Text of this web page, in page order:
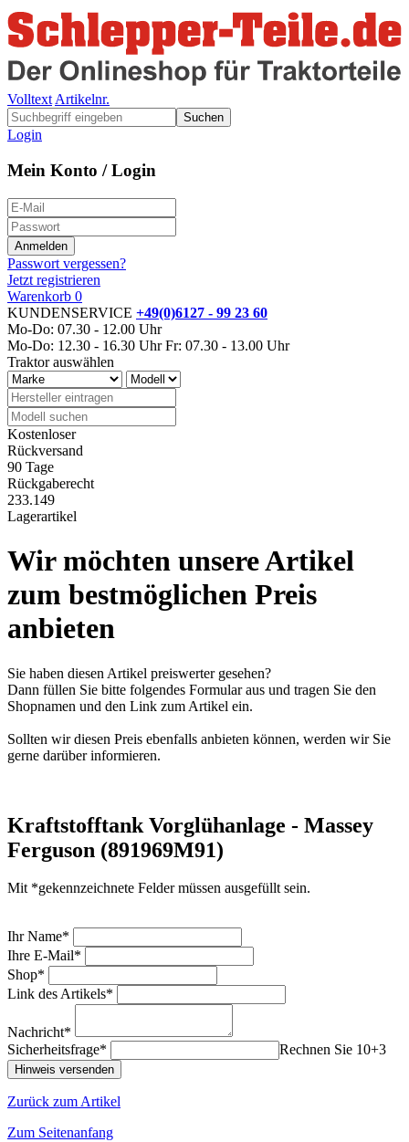
Volltext Artikelnr.
Suchen
Login
Mein Konto / Login
Passwort vergessen?
Jetzt registrieren
Warenkorb 0
KUNDENSERVICE +49(0)6127 - 99 23 60
Mo-Do: 07.30 - 12.00 Uhr
Mo-Do: 12.30 - 16.30 Uhr Fr: 07.30 - 13.00 Uhr
Traktor auswählen
Kostenloser
Rückversand
90 Tage
Rückgaberecht
233.149
Lagerartikel
Wir möchten unsere Artikel
zum bestmöglichen Preis
anbieten
Sie haben diesen Artikel preiswerter gesehen?
Dann füllen Sie bitte folgendes Formular aus und tragen Sie den
Shopnamen und den Link zum Artikel ein.
Sollten wir diesen Preis ebenfalls anbieten können, werden wir Sie
gerne darüber informieren.
Kraftstofftank Vorglühanlage - Massey
Ferguson (891969M91)
Mit *gekennzeichnete Felder müssen ausgefüllt sein.
Ihr Name*
Ihre E-Mail*
Shop*
Link des Artikels*
Nachricht*
Sicherheitsfrage*
Rechnen Sie 10+3
Zurück zum Artikel
Zum Seitenanfang